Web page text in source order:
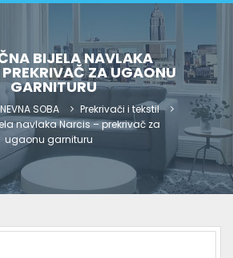
BIJELA NAVLAKA
ZA UGAONU
GARNITURU
SOBA
Prekrivači i tekstil
navlaka Narcis – prekrivač za
ugaonu garnituru